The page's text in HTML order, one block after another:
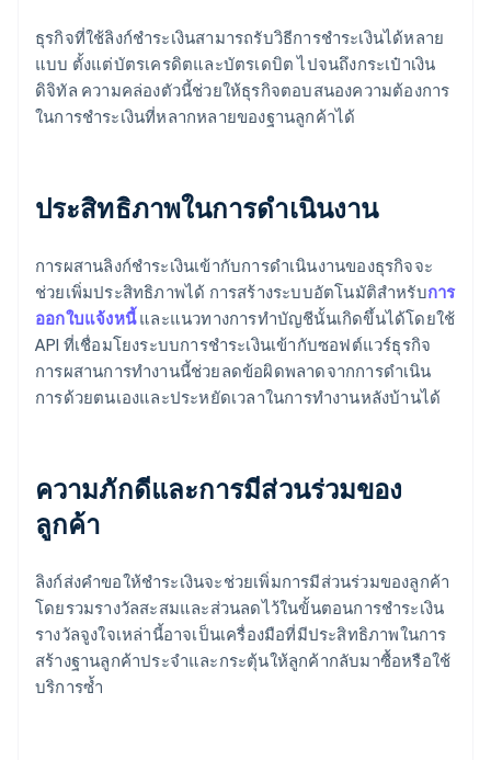
ธุรกิจที่ใช้ลิงก์ชำระเงินสามารถรับวิธีการชำระเงินได้หลาย
แบบ ตั้งแต่บัตรเครดิตและบัตรเดบิต ไปจนถึงกระเป๋าเงิน
ดิจิทัล ความคล่องตัวนี้ช่วยให้ธุรกิจตอบสนองความต้องการ
ในการชำระเงินที่หลากหลายของฐานลูกค้าได้
ประสิทธิภาพในการดำเนินงาน
การผสานลิงก์ชำระเงินเข้ากับการดำเนินงานของธุรกิจจะ
ช่วยเพิ่มประสิทธิภาพได้ การสร้างระบบอัตโนมัติสำหรับการ
ออกใบแจ้งหนี้และแนวทางการทำบัญชีนั้นเกิดขึ้นได้โดยใช้
API ที่เชื่อมโยงระบบการชำระเงินเข้ากับซอฟต์แวร์ธุรกิจ
การผสานการทำงานนี้ช่วยลดข้อผิดพลาดจากการดำเนิน
การด้วยตนเองและประหยัดเวลาในการทำงานหลังบ้านได้
ความภักดีและการมีส่วนร่วมของ
ลูกค้า
ลิงก์ส่งคำขอให้ชำระเงินจะช่วยเพิ่มการมีส่วนร่วมของลูกค้า
โดยรวมรางวัลสะสมและส่วนลดไว้ในขั้นตอนการชำระเงิน
รางวัลจูงใจเหล่านี้อาจเป็นเครื่องมือที่มีประสิทธิภาพในการ
สร้างฐานลูกค้าประจำและกระตุ้นให้ลูกค้ากลับมาซื้อหรือใช้
บริการซ้ำ